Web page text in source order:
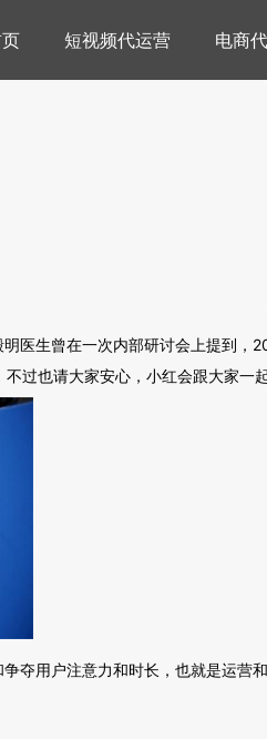
短视频代运营 电商
医生曾在一次内部研讨会上提到，
过也请大家安心，小红会跟大家一
夺用户注意力和时长，也就是运营